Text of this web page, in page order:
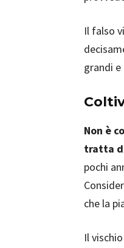
Il falso
grandi e
Non è
tratta
pochi
che la
Il